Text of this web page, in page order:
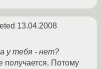
13.04.2008
у тебя - нет?
получается. Потому